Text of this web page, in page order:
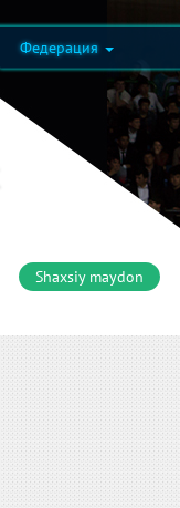
Федерация
Shaxsiy maydon